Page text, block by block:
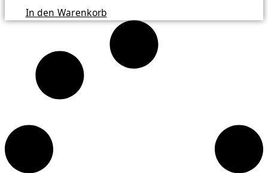
In den Warenkorb